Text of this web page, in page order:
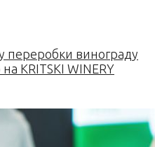
переробки винограду
KRITSKI WINERY